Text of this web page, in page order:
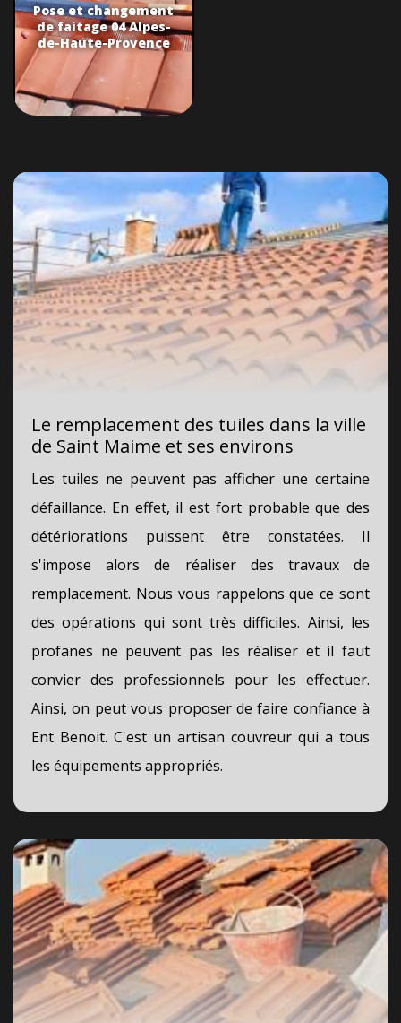
Pose et changement
de faitage 04 Alpes-
de-Haute-Provence
Le remplacement des tuiles dans la ville
de Saint Maime et ses environs
Les tuiles ne peuvent pas afficher une certaine
défaillance. En effet, il est fort probable que des
détériorations puissent être constatées. Il
s'impose alors de réaliser des travaux de
remplacement. Nous vous rappelons que ce sont
des opérations qui sont très difficiles. Ainsi, les
profanes ne peuvent pas les réaliser et il faut
convier des professionnels pour les effectuer.
Ainsi, on peut vous proposer de faire confiance à
Ent Benoit. C'est un artisan couvreur qui a tous
les équipements appropriés.